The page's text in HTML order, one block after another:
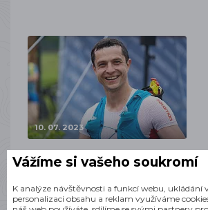
10. 07. 2023
Trénink na ultra (3. díl) –
zóny a řízení tréninku pro
TRÉNINK
ZDENĚK HRUŠKA
Vážíme si vašeho soukromí
K analýze návštěvnosti a funkcí webu, ukládání
personalizaci obsahu a reklam využíváme